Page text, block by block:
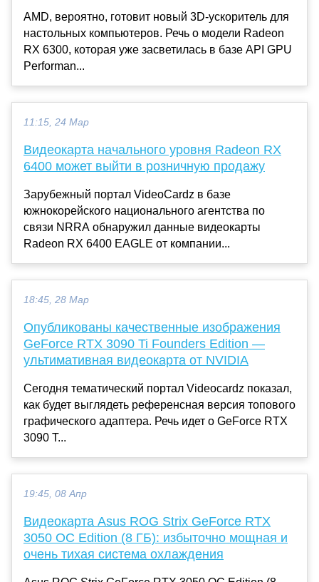
AMD, вероятно, готовит новый 3D-ускоритель для
настольных компьютеров. Речь о модели Radeon
RX 6300, которая уже засветилась в базе API GPU
Performan...
11:15, 24 Мар
Видеокарта начального уровня Radeon RX
6400 может выйти в розничную продажу
Зарубежный портал VideoCardz в базе
южнокорейского национального агентства по
связи NRRA обнаружил данные видеокарты
Radeon RX 6400 EAGLE от компании...
18:45, 28 Мар
Опубликованы качественные изображения
GeForce RTX 3090 Ti Founders Edition —
ультимативная видеокарта от NVIDIA
Сегодня тематический портал Videocardz показал,
как будет выглядеть референсная версия топового
графического адаптера. Речь идет о GeForce RTX
3090 T...
19:45, 08 Апр
Видеокарта Asus ROG Strix GeForce RTX
3050 OC Edition (8 ГБ): избыточно мощная и
очень тихая система охлаждения